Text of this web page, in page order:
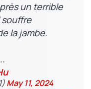
un terrible
la jambe.
May 11, 2024